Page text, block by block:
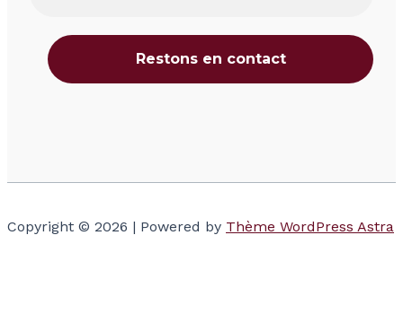
Copyright © 2026 | Powered by Thème WordPress Astra